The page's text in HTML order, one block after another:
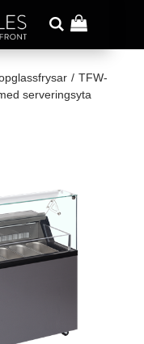
/ TFW-
serveringsyta